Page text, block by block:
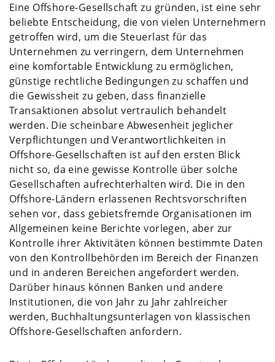
Eine Offshore-Gesellschaft zu gründen, ist eine sehr
beliebte Entscheidung, die von vielen Unternehmern
getroffen wird, um die Steuerlast für das
Unternehmen zu verringern, dem Unternehmen
eine komfortable Entwicklung zu ermöglichen,
günstige rechtliche Bedingungen zu schaffen und
die Gewissheit zu geben, dass finanzielle
Transaktionen absolut vertraulich behandelt
werden. Die scheinbare Abwesenheit jeglicher
Verpflichtungen und Verantwortlichkeiten in
Offshore-Gesellschaften ist auf den ersten Blick
nicht so, da eine gewisse Kontrolle über solche
Gesellschaften aufrechterhalten wird. Die in den
Offshore-Ländern erlassenen Rechtsvorschriften
sehen vor, dass gebietsfremde Organisationen im
Allgemeinen keine Berichte vorlegen, aber zur
Kontrolle ihrer Aktivitäten können bestimmte Daten
von den Kontrollbehörden im Bereich der Finanzen
und in anderen Bereichen angefordert werden.
Darüber hinaus können Banken und andere
Institutionen, die von Jahr zu Jahr zahlreicher
werden, Buchhaltungsunterlagen von klassischen
Offshore-Gesellschaften anfordern.